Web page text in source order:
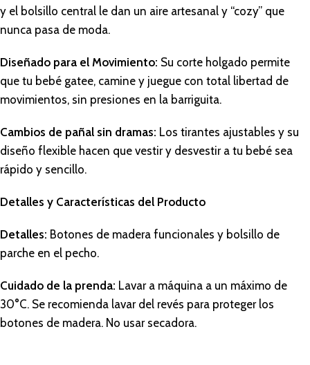
y el bolsillo central le dan un aire artesanal y “cozy” que
nunca pasa de moda.
Diseñado para el Movimiento: Su corte holgado permite
que tu bebé gatee, camine y juegue con total libertad de
movimientos, sin presiones en la barriguita.
Cambios de pañal sin dramas: Los tirantes ajustables y su
diseño flexible hacen que vestir y desvestir a tu bebé sea
rápido y sencillo.
Detalles y Características del Producto
Detalles: Botones de madera funcionales y bolsillo de
parche en el pecho.
Cuidado de la prenda: Lavar a máquina a un máximo de
30°C. Se recomienda lavar del revés para proteger los
botones de madera. No usar secadora.